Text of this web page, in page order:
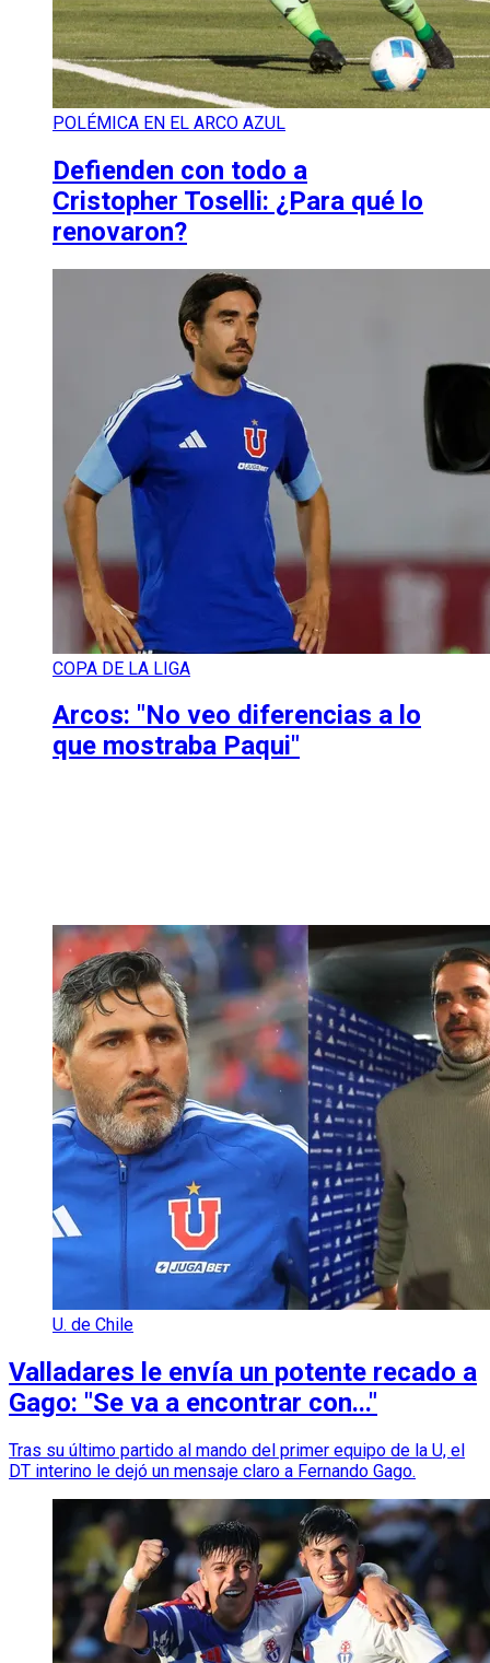
POLÉMICA EN EL ARCO AZUL
Defienden con todo a
Cristopher Toselli: ¿Para qué lo
renovaron?
COPA DE LA LIGA
Arcos: "No veo diferencias a lo
que mostraba Paqui"
U. de Chile
Valladares le envía un potente recado a
Gago: "Se va a encontrar con..."
Tras su último partido al mando del primer equipo de la U, el
DT interino le dejó un mensaje claro a Fernando Gago.